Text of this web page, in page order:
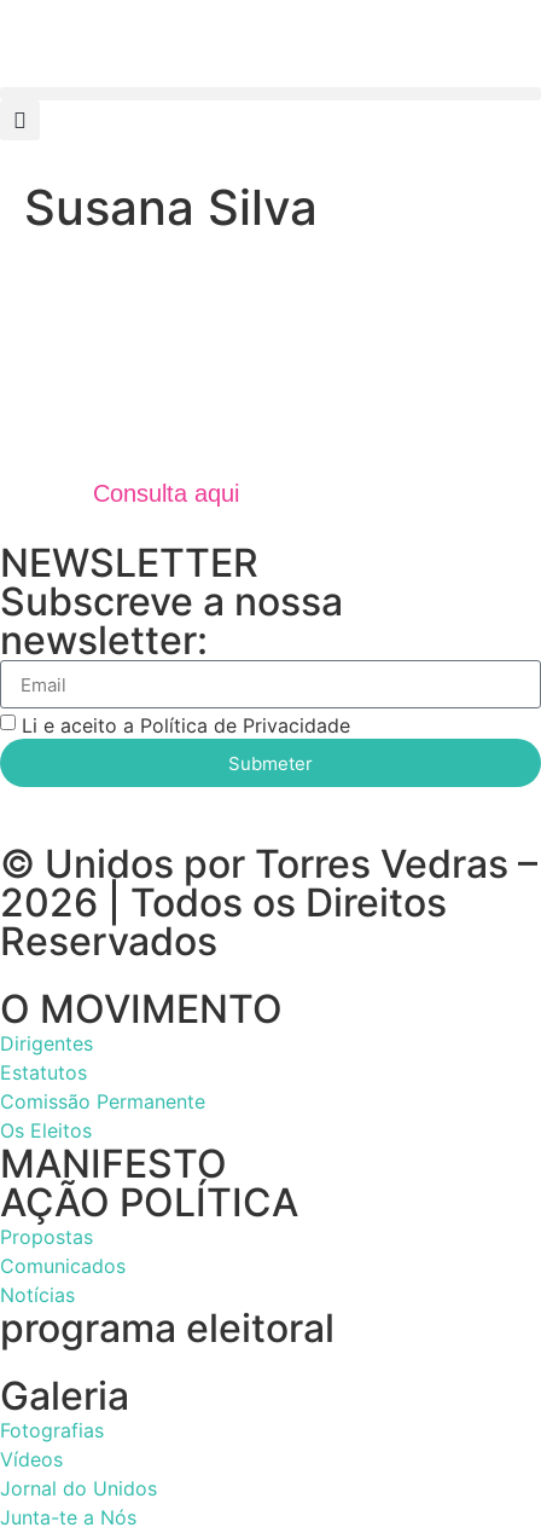
Susana Silva
Consulta aqui
NEWSLETTER
Subscreve a nossa
newsletter:
Li e aceito a Política de Privacidade
Submeter
© Unidos por Torres Vedras –
2026 | Todos os Direitos
Reservados
O MOVIMENTO
Dirigentes
Estatutos
Comissão Permanente
Os Eleitos
MANIFESTO
AÇÃO POLÍTICA
Propostas
Comunicados
Notícias
programa eleitoral
Galeria
Fotografias
Vídeos
Jornal do Unidos
Junta-te a Nós